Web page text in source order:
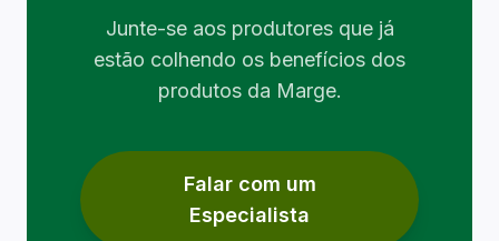
Junte-se aos produtores que já
estão colhendo os benefícios dos
produtos da Marge.
Falar com um
Especialista